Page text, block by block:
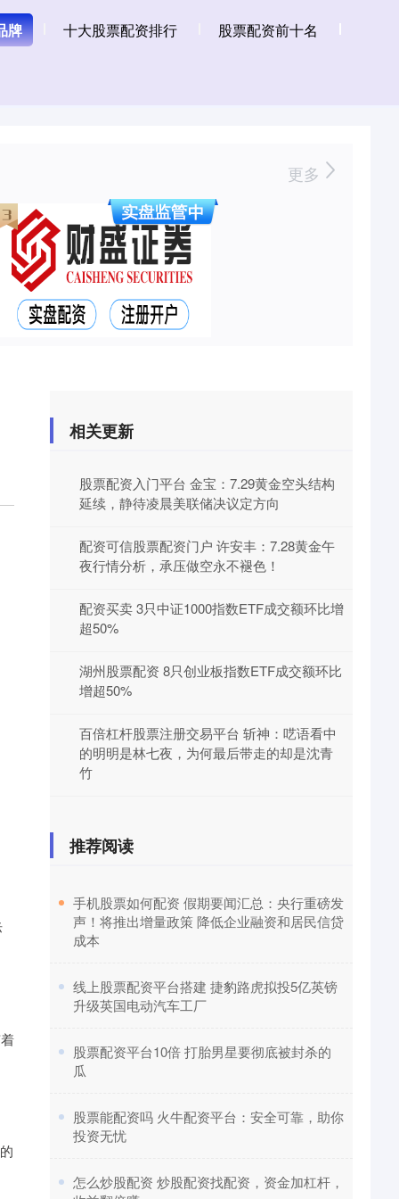
牌 十大股票配资排行 股票配资前十名
更多
相关更新
股票配资入门平台 金宝：7.29黄金空头结构
延续，静待凌晨美联储决议定方向
配资可信股票配资门户 许安丰：7.28黄金午
夜行情分析，承压做空永不褪色！
配资买卖 3只中证1000指数ETF成交额环比增
超50%
湖州股票配资 8只创业板指数ETF成交额环比
增超50%
百倍杠杆股票注册交易平台 斩神：呓语看中
的明明是林七夜，为何最后带走的却是沈青
竹
推荐阅读
​手机股票如何配资 假期要闻汇总：央行重磅发
声！将推出增量政策 降低企业融资和居民信贷
成本
​线上股票配资平台搭建 捷豹路虎拟投5亿英镑
升级英国电动汽车工厂
​股票配资平台10倍 打胎男星要彻底被封杀的
瓜
​股票能配资吗 火牛配资平台：安全可靠，助你
投资无忧
​怎么炒股配资 炒股配资找配资，资金加杠杆，